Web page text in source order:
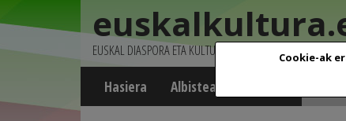
Cookie-ak
EUSKAL DIASPORA ETA KULTURA
Hasiera Albisteak